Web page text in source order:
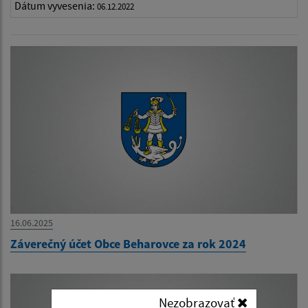
Nezobrazovať
Dátum vyvesenia: 06.12.2022
16.06.2025
Záverečný účet Obce Beharovce za rok 2024